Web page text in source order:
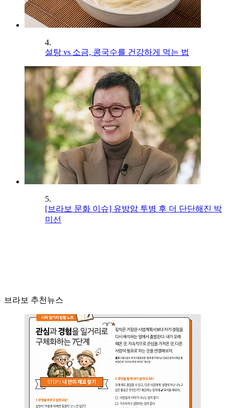
4.
설탕 vs 소금, 콩국수를 건강하게 먹는 법
5.
[브라보 문화 이슈] 유방암 투병 후 더 단단해진 박
미선
브라보 추천뉴스